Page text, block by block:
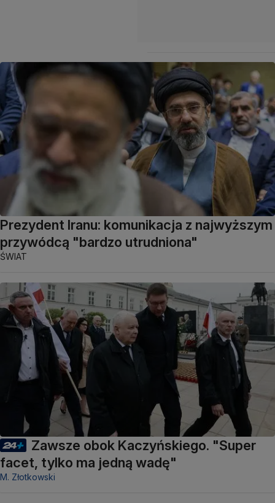
Prezydent Iranu: komunikacja z najwyższym
przywódcą "bardzo utrudniona"
ŚWIAT
Zawsze obok Kaczyńskiego. "Super
facet, tylko ma jedną wadę"
M. Złotkowski